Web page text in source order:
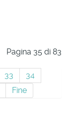
Pagina 35 di 83
33
34
Fine